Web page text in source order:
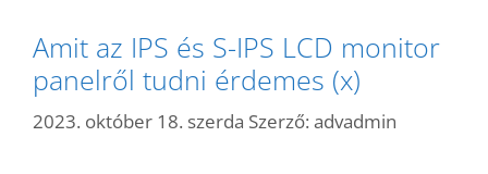
Amit az IPS és S-IPS LCD monitor
panelről tudni érdemes (x)
2023. október 18. szerda Szerző: advadmin